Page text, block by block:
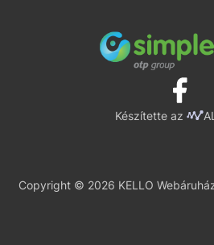
Készítette az
Copyright © 2026 KELLO